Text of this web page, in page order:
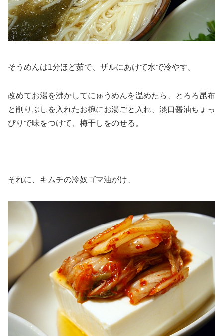
そうめんは1分ほど茹で、ザルにあけて水で冷やす。
改めてお湯を沸かしてにゅうめんを温めたら、とろろ昆布
と削りぶしを入れたお椀にお湯ごと入れ、淡口醤油ちょっ
ぴりで味をつけて、梅干しをのせる。
それに、キムチの冷奴ゴマ油がけ、